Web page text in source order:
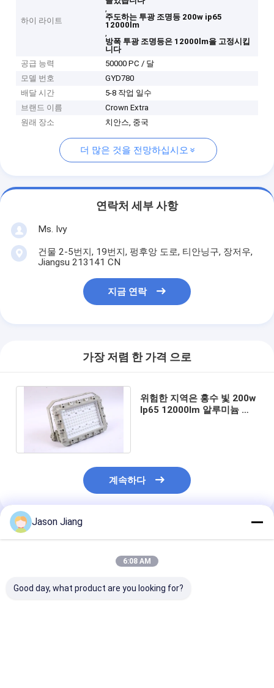
하이 라이트
,
주도하는 투광 조명등 200w ip65
12000lm
,
방폭 투광 조명등은 12000lm을 고정시킵
니다
공급 능력
50000 PC / 달
모델 번호
GYD780
배달 시간
5-8 작업 일수
브랜드 이름
Crown Extra
원래 장소
치안스, 중국
더 많은 것을 전망하십시오
연락처 세부 사항
Ms. Ivy
건물 2-5번지, 19번지, 펑후앙 도로, 티안닝구, 장저우,
Jiangsu 213141 CN
지금 연락
가장 저렴 한 가격 으로
위험한 지역은 홍수 빛 200w
Ip65 12000lm 알루미늄 기
계속하다
추천된 제품
Jason Jiang
6:08 AM
Good day, what product are you looking for?